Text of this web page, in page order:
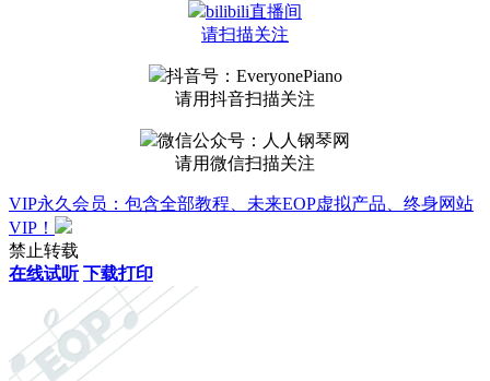
bilibili直播间
请扫描关注
抖音号：EveryonePiano
请用抖音扫描关注
微信公众号：人人钢琴网
请用微信扫描关注
VIP永久会员：包含全部教程、未来EOP虚拟产品、终身网站
VIP！
禁止转载
在线试听 下载打印